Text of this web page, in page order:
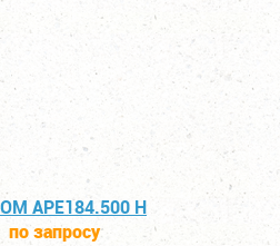
APE184.500 H
по запросу